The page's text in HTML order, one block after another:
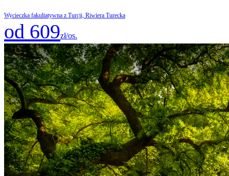
Wycieczka fakultatywna z Turcji, Riwiera Turecka
od 609zł/os.